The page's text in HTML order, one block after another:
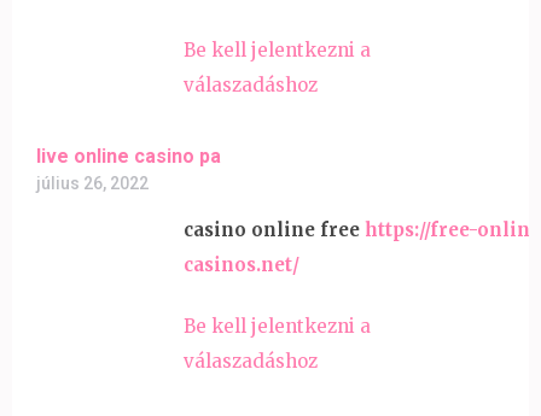
Be kell jelentkezni a
válaszadáshoz
live online casino pa
július 26, 2022
casino online free https://free-
casinos.net/
Be kell jelentkezni a
válaszadáshoz